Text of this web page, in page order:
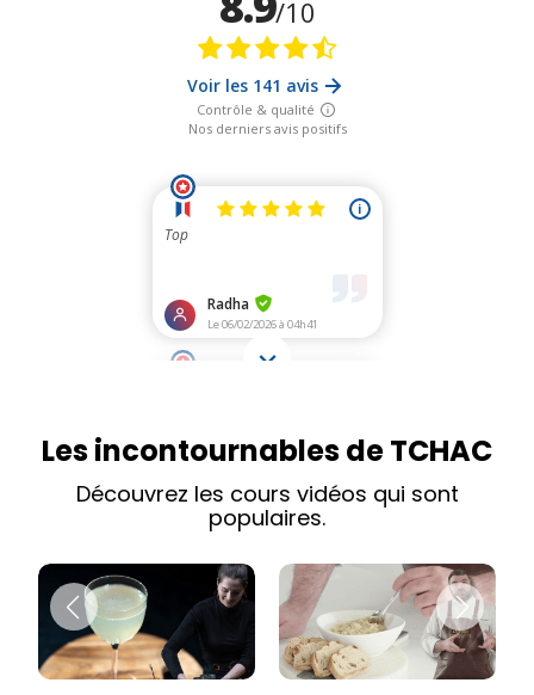
Les incontournables de TCHAC
Découvrez les cours vidéos qui sont
populaires.